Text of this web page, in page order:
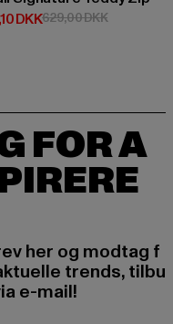
DKK
DKKpris: 566,10 DKK
629,00 DKK
FOR A
her og modtag f
trends, tilbu
e-mail!